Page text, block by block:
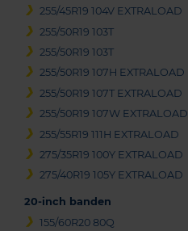
255/45R19 104V EXTRALOAD
255/50R19 103T
255/50R19 103T
255/50R19 107H EXTRALOAD
255/50R19 107T EXTRALOAD
255/50R19 107W EXTRALOAD
255/55R19 111H EXTRALOAD
275/35R19 100Y EXTRALOAD
275/40R19 105Y EXTRALOAD
20-inch banden
155/60R20 80Q